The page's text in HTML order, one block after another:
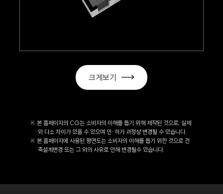
크게보기
※ 본 홈페이지의 CG는 소비자의 이해를 돕기 위해 제작된 것으로, 실제
와 다소 차이가 있을 수 있으며 인·허가 과정상 변경될 수 있습니다.
※ 본 홈페이지에 사용된 평면도는 소비자의 이해를 돕기 위한 것으로 건
축설계변경 또는 그 외의 사유로 인해 변경될수 있습니다.